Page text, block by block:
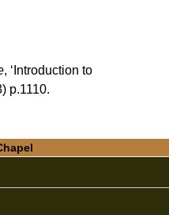
, ‘Introduction to
p.1110.